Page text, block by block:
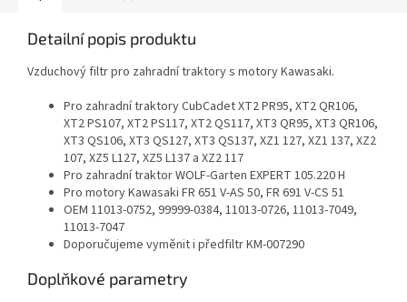
Detailní popis produktu
Vzduchový filtr pro zahradní traktory s motory Kawasaki.
Pro zahradní traktory CubCadet XT2 PR95, XT2 QR106,
XT2 PS107, XT2 PS117, XT2 QS117, XT3 QR95, XT3 QR106,
XT3 QS106, XT3 QS127, XT3 QS137, XZ1 127, XZ1 137, XZ2
107, XZ5 L127, XZ5 L137 a XZ2 117
Pro zahradní traktor WOLF-Garten EXPERT 105.220 H
Pro motory Kawasaki FR 651 V-AS 50, FR 691 V-CS 51
OEM 11013-0752, 99999-0384, 11013-0726, 11013-7049,
11013-7047
Doporučujeme vyměnit i předfiltr KM-007290
Doplňkové parametry